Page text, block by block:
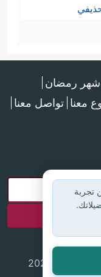
شهر رمضان
معنا تواصل معنا
© 2025
تجربة